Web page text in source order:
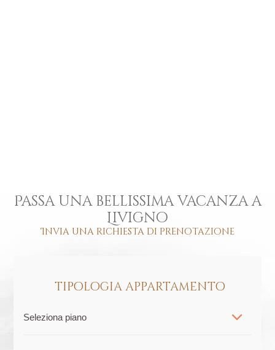
Passa una bellissima vacanza a
Livigno
Invia una richiesta di prenotazione
tipologia appartamento